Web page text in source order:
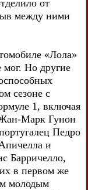
от
между ними
«Лола»
мог. Но другие
сезоне с
1, включая
Жан-Марк Гунон
Педро
и
Барричелло,
в первом же
молодым